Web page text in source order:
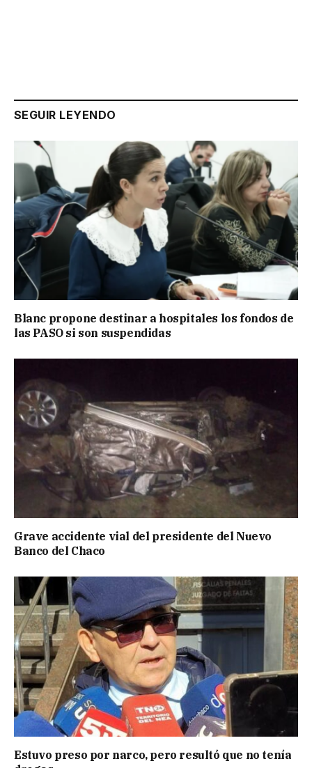
SEGUIR LEYENDO
Blanc propone destinar a hospitales los fondos de
las PASO si son suspendidas
Grave accidente vial del presidente del Nuevo
Banco del Chaco
Estuvo preso por narco, pero resultó que no tenía